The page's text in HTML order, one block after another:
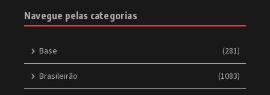
Navegue pelas categorias
Base (281)
Brasileirão (1083)